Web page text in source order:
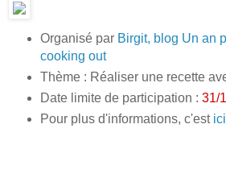
Organisé par Birgit, blog Un an
cooking out
Thème : Réaliser une recette
Date limite de participation : 31/
Pour plus d'informations, c'est